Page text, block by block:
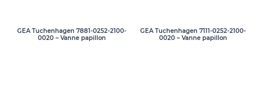
GEA Tuchenhagen 7881-0252-2100-
0020 – Vanne papillon
GEA Tuchenhagen 7111-0252-2100-
0020 – Vanne papillon